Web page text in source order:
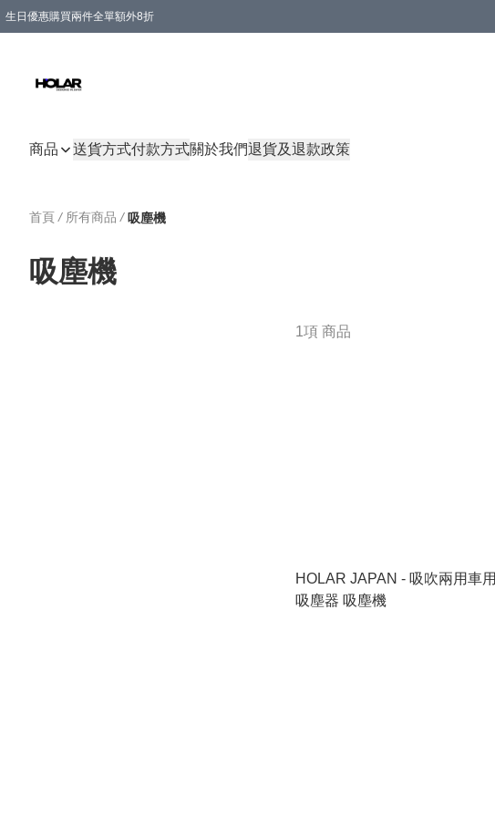
生日優惠購買兩件全單額外8折
商品 送貨方式付款方式關於我們退貨及退款政策
首頁 / 所有商品 / 吸塵機
吸塵機
1項 商品
HOLAR JAPAN - 吸吹兩用車用
吸塵器 吸塵機